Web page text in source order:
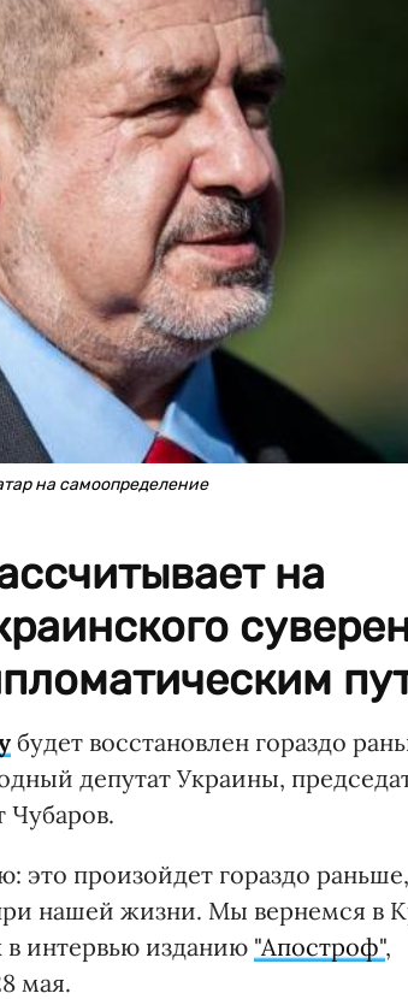
на самоопределение
на
будет восстановлен гораздо
депутат Украины,
Чубаров.
это произойдет гораздо
нашей жизни. Мы вернемся в
в интервью изданию "Апостроф",
мая.